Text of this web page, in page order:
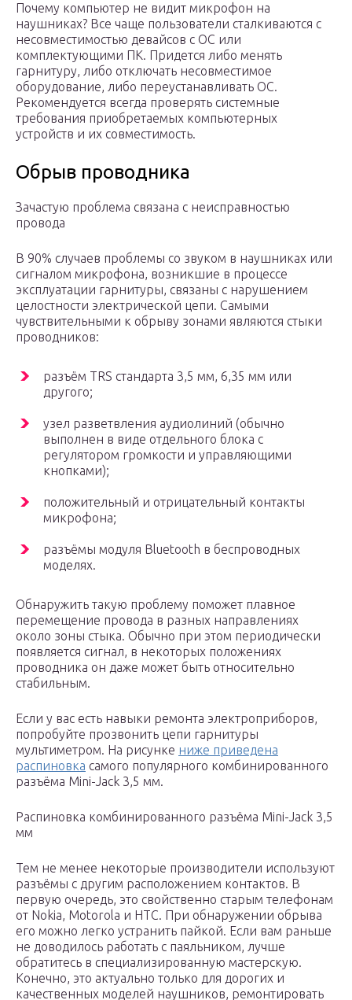
Почему компьютер не видит микрофон на
наушниках? Все чаще пользователи сталкиваются с
несовместимостью девайсов с ОС или
комплектующими ПК. Придется либо менять
гарнитуру, либо отключать несовместимое
оборудование, либо переустанавливать ОС.
Рекомендуется всегда проверять системные
требования приобретаемых компьютерных
устройств и их совместимость.
Обрыв проводника
Зачастую проблема связана с неисправностью
провода
В 90% случаев проблемы со звуком в наушниках или
сигналом микрофона, возникшие в процессе
эксплуатации гарнитуры, связаны с нарушением
целостности электрической цепи. Самыми
чувствительными к обрыву зонами являются стыки
проводников:
разъём TRS стандарта 3,5 мм, 6,35 мм или
другого;
узел разветвления аудиолиний (обычно
выполнен в виде отдельного блока с
регулятором громкости и управляющими
кнопками);
положительный и отрицательный контакты
микрофона;
разъёмы модуля Bluetooth в беспроводных
моделях.
Обнаружить такую проблему поможет плавное
перемещение провода в разных направлениях
около зоны стыка. Обычно при этом периодически
появляется сигнал, в некоторых положениях
проводника он даже может быть относительно
стабильным.
Если у вас есть навыки ремонта электроприборов,
попробуйте прозвонить цепи гарнитуры
мультиметром. На рисунке ниже приведена
распиновка самого популярного комбинированного
разъёма Mini-Jack 3,5 мм.
Распиновка комбинированного разъёма Mini-Jack 3,5
мм
Тем не менее некоторые производители используют
разъёмы с другим расположением контактов. В
первую очередь, это свойственно старым телефонам
от Nokia, Motorola и HTC. При обнаружении обрыва
его можно легко устранить пайкой. Если вам раньше
не доводилось работать с паяльником, лучше
обратитесь в специализированную мастерскую.
Конечно, это актуально только для дорогих и
качественных моделей наушников, ремонтировать